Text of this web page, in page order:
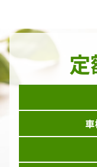
定
車